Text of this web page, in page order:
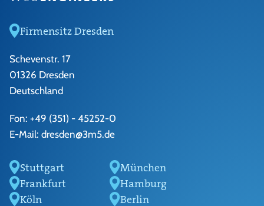
Firmensitz Dresden
Schevenstr. 17
01326 Dresden
Deutschland
Fon: +49 (351) - 45252-0
E-Mail: dresden@3m5.de
Stuttgart
München
Frankfurt
Hamburg
Köln
Berlin